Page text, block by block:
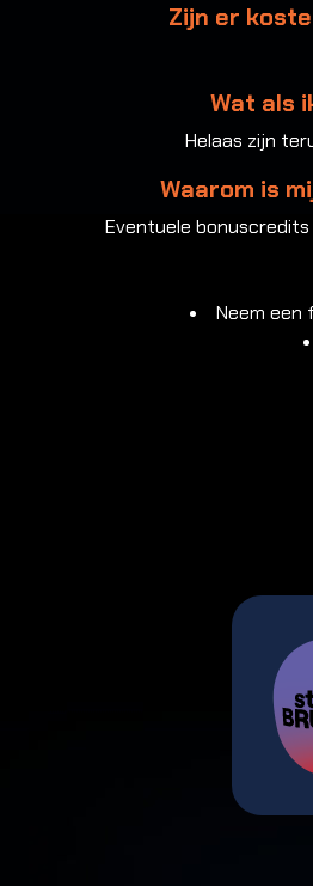
Zijn er
Wat als
Helaas zijn
Waarom is
Eventuele
Neem een